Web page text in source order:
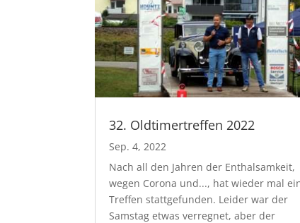
32. Oldtimertreffen 2022
Sep. 4, 2022
Nach all den Jahren der Enthalsamkeit,
wegen Corona und..., hat wieder mal
Treffen stattgefunden. Leider war der
Samstag etwas verregnet, aber der